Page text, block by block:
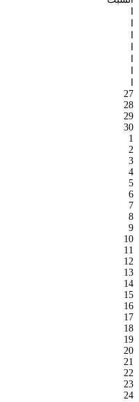
ا
ا
ا
ا
ا
ا
ا
27
28
29
30
1
2
3
4
5
6
7
8
9
10
11
12
13
14
15
16
17
18
19
20
21
22
23
24